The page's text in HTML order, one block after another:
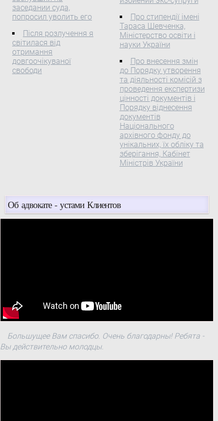
проектів у сфері
поновлюваної
змогу суттєво зменшити
енергодефіцитність ...
заседании суда,
попросил уволить его
Після розлучення я
світилася від
отримання
довгоочікуваної
свободи
Окружний
адміністративний суд м.
Києва у складі:
головуючого — судді
Патратій О. В., суддів —
Винокурова К. С.,
Кротюка О. В. розглянув
в порядку письмового
провадження
адміністративну справу
за позовом Фізичної
особи — підприємця
ОСОБА_1 до Міністерства
фінансів України, треті
особи — Державна
визнання незаконним та
нечинним наказу від 21
грудня 2011 року № 1688(
Про стипендії імені
Тараса Шевченка,
Міністерство освіти і
науки України
Про внесення змін
до Порядку утворення
та діяльності комісій з
проведення експертизи
цінності документів і
Порядку віднесення
документів
Національного
архівного фонду до
унікальних, їх обліку та
зберігання, Кабінет
Міністрів України
Об адвокате - устами Клиентов
Большущее Вам спасибо. Очень благодарны! Ребята -
Вы действительно молодцы.